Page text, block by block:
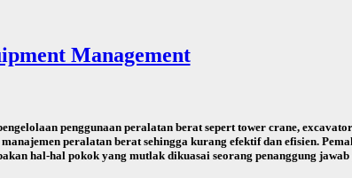
Management
penggunaan peralatan berat sepert tower crane,
peralatan berat sehingga kurang efektif dan efisien.
hal-hal pokok yang mutlak dikuasai seorang penanggung